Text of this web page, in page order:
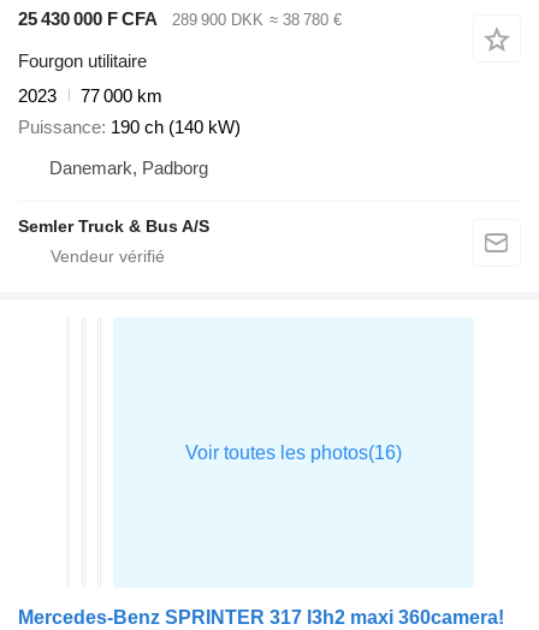
25 430 000 F CFA
289 900 DKK ≈ 38 780 €
Fourgon utilitaire
2023
77 000 km
Puissance 190 ch (140 kW)
Danemark, Padborg
Semler Truck & Bus A/S
Mercedes-Benz SPRINTER 317 l3h2 maxi 360camera!